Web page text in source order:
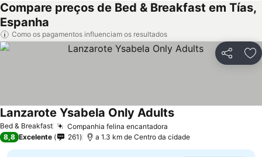
Compare preços de Bed & Breakfast em Tías,
Espanha
Como os pagamentos influenciam os resultados
Partilhar
Bed & Breakfast Companhia felina encantadora
Lanzarote Ysabela Only AdultsVer preços
8,8 Excelente 261 a 1.3 km de Centro da cidade